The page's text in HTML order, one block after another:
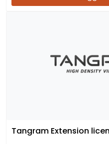
Tangram Extension